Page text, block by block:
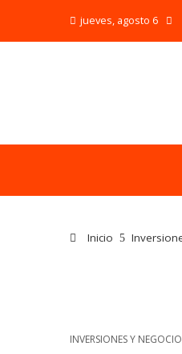
jueves, agosto 6
Inicio
INVERSIONES Y